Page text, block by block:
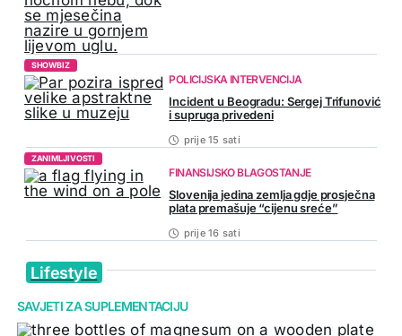
SHOWBIZ
POLICIJSKA INTERVENCIJA
Incident u Beogradu: Sergej Trifunović
i supruga privedeni
prije 15 sati
ZANIMLJIVOSTI
FINANSIJSKO BLAGOSTANJE
Slovenija jedina zemlja gdje prosječna
plata premašuje “cijenu sreće”
prije 16 sati
Lifestyle
SAVJETI ZA SUPLEMENTACIJU